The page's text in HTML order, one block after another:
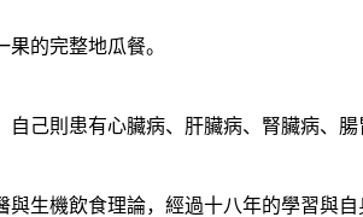
的完整地瓜餐。
己則患有心臟病、肝臟病、腎臟病、
生機飲食理論，經過十八年的學習與